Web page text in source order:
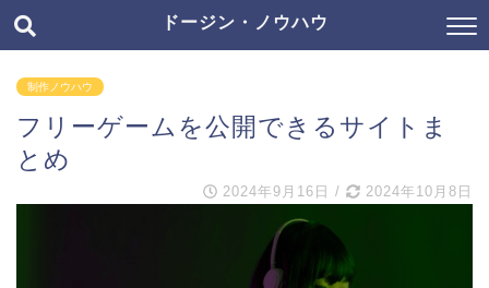
ドージン・ノウハウ
制作ノウハウ
フリーゲームを公開できるサイトま
とめ
2024年9月16日 / 2024年10月8日